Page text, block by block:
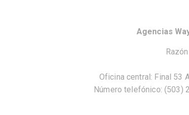
Agencias
Oficina central: Final 53
Número telefónico: (503)